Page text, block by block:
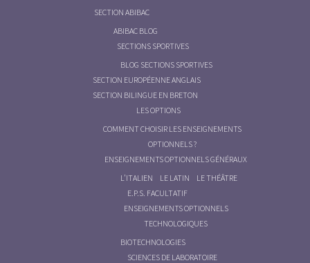
SECTION ABIBAC
ABIBAC BLOG
SECTIONS SPORTIVES
BLOG SECTIONS SPORTIVES
SECTION EUROPÉENNE ANGLAIS
SECTION BILINGUE EN BRETON
LES OPTIONS
COMMENT CHOISIR LES ENSEIGNEMENTS
OPTIONNELS ?
ENSEIGNEMENTS OPTIONNELS GÉNÉRAUX
L’ITALIEN
LE LATIN
LE THÉÂTRE
E.P.S. FACULTATIF
ENSEIGNEMENTS OPTIONNELS
TECHNOLOGIQUES
BIOTECHNOLOGIES
SCIENCES DE LABORATOIRE